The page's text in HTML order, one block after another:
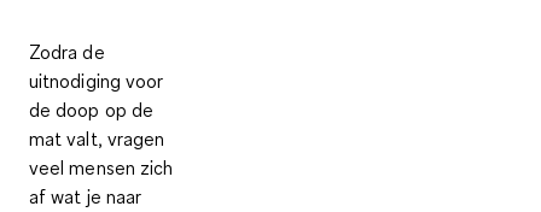
Zodra de
uitnodiging voor
de doop op de
mat valt, vragen
veel mensen zich
af wat je naar